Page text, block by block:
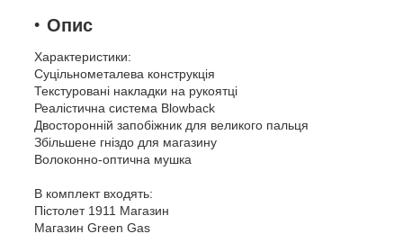
Опис
Характеристики:
Суцільнометалева конструкція
Текстуровані накладки на рукоятці
Реалістична система Blowback
Двосторонній запобіжник для великого пальця
Збільшене гніздо для магазину
Волоконно-оптична мушка
В комплект входять:
Пістолет 1911 Магазин
Магазин Green Gas